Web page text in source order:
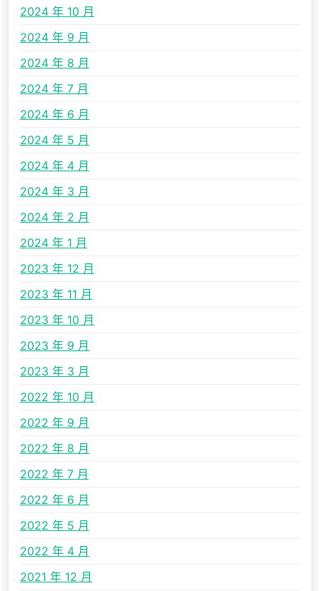
2024 年 10 月
2024 年 9 月
2024 年 8 月
2024 年 7 月
2024 年 6 月
2024 年 5 月
2024 年 4 月
2024 年 3 月
2024 年 2 月
2024 年 1 月
2023 年 12 月
2023 年 11 月
2023 年 10 月
2023 年 9 月
2023 年 3 月
2022 年 10 月
2022 年 9 月
2022 年 8 月
2022 年 7 月
2022 年 6 月
2022 年 5 月
2022 年 4 月
2021 年 12 月